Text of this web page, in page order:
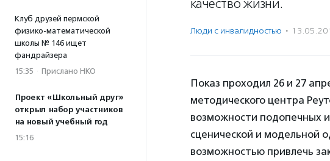
Клуб друзей пермской
физико-математической
школы № 146 ищет
фандрайзера
15:35 · Прислано НКО
Проект «Школьный друг»
открыл набор участников
на новый учебный год
15:16
качество жизни.
Люди с инвалидностью ·
Показ проходил 26 и 27
методического центра
возможности подопечных
сценической и модельной
возможностью привлечь